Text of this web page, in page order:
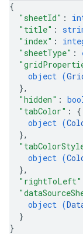
{
"sheetId" :
"title" :
"index" :
"sheetType" :
object (
},
"hidden" :
"tabColor" : {
object (
},
object (
},
"rightToLeft"
object (
}
}